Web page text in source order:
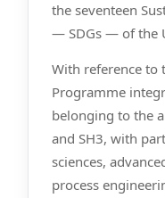
the seventeen
— SDGs — of the
With reference to
Programme
belonging to the
and SH3, with
sciences,
process